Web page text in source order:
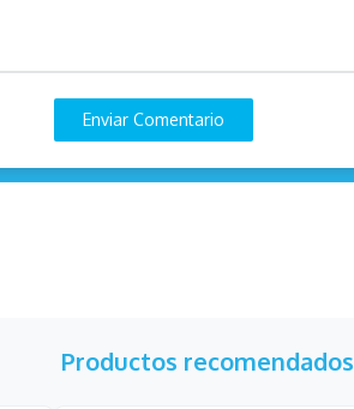
Enviar Comentario
Productos recomendados